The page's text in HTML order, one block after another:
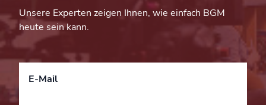
Unsere Experten zeigen Ihnen, wie einfach BGM
heute sein kann.
E-Mail